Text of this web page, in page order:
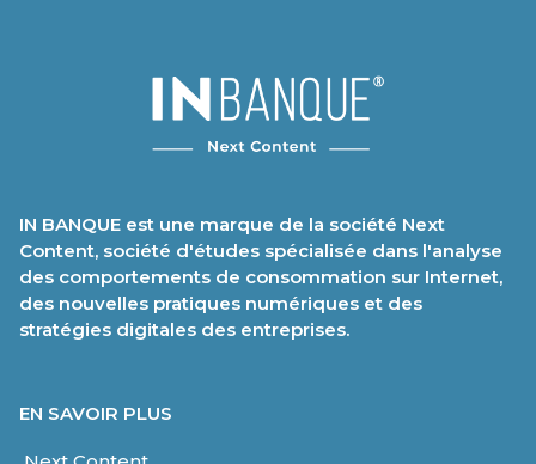
IN BANQUE est une marque de la société Next
Content, société d'études spécialisée dans l'analyse
des comportements de consommation sur Internet,
des nouvelles pratiques numériques et des
stratégies digitales des entreprises.
EN SAVOIR PLUS